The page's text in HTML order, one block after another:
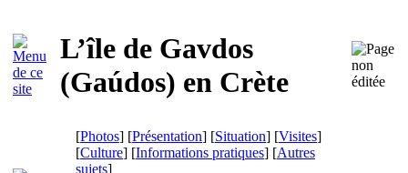
L’île de Gavdos
(Gaúdos) en Crète
[Photos] [Présentation] [Situation] [Visites]
[Culture] [Informations pratiques] [Autres
sujets]